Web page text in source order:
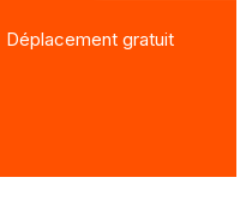
Déplacement gratuit